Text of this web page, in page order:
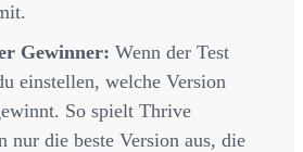
Gewinner: Wenn der Test
einstellen, welche Version
So spielt Thrive
nur die beste Version aus, die